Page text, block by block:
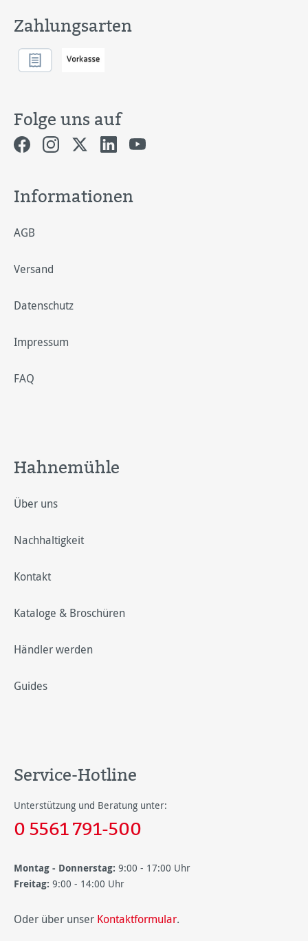
Zahlungsarten
Folge uns auf
Informationen
AGB
Versand
Datenschutz
Impressum
FAQ
Hahnemühle
Über uns
Nachhaltigkeit
Kontakt
Kataloge & Broschüren
Händler werden
Guides
Service-Hotline
Unterstützung und Beratung unter:
0 5561 791-500
Montag - Donnerstag: 9:00 - 17:00 Uhr
Freitag: 9:00 - 14:00 Uhr
Oder über unser Kontaktformular.